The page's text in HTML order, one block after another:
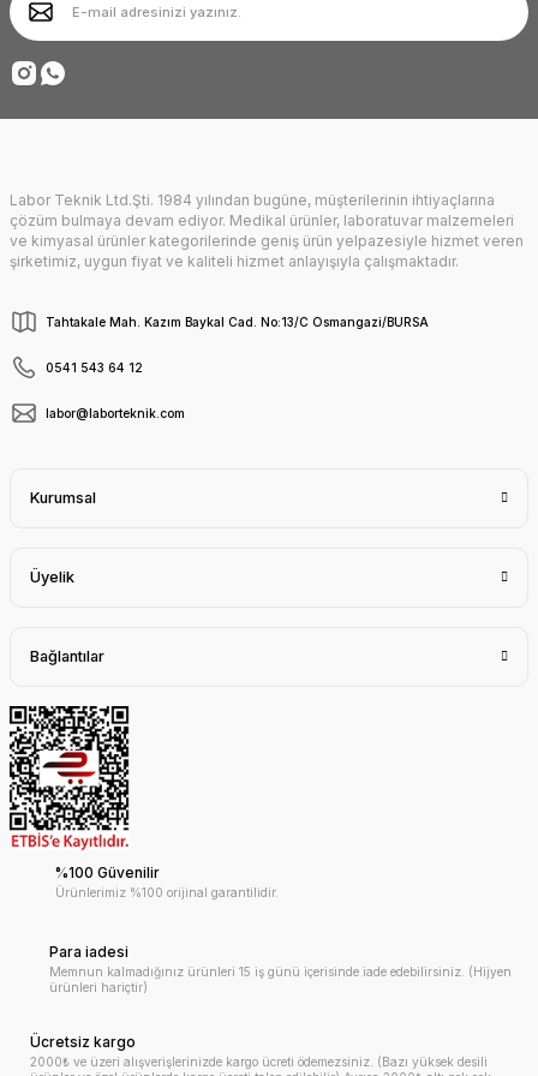
Ürün fiyatı diğer sitelerden daha pahalı.
Bu ürüne benzer farklı alternatifler olmalı.
Gönder
Deneyimini Paylaş
Labor Teknik Ltd.Şti. 1984 yılından bugüne, müşterilerinin ihtiyaçlarına
çözüm bulmaya devam ediyor. Medikal ürünler, laboratuvar malzemeleri
ve kimyasal ürünler kategorilerinde geniş ürün yelpazesiyle hizmet veren
şirketimiz, uygun fiyat ve kaliteli hizmet anlayışıyla çalışmaktadır.
Tahtakale Mah. Kazım Baykal Cad. No:13/C Osmangazi/BURSA
0541 543 64 12
labor@laborteknik.com
Kurumsal
Üyelik
Bağlantılar
%100 Güvenilir
Ürünlerimiz %100 orijinal garantilidir.
Para iadesi
Memnun kalmadığınız ürünleri 15 iş günü içerisinde iade edebilirsiniz. (Hijyen
ürünleri hariçtir)
Ücretsiz kargo
2000₺ ve üzeri alışverişlerinizde kargo ücreti ödemezsiniz. (Bazı yüksek desili